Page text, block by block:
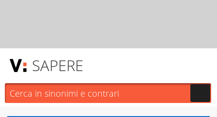
SAPERE